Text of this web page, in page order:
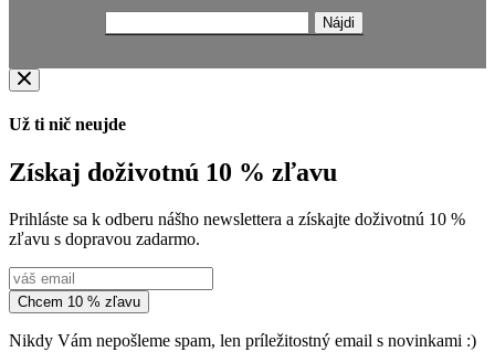
Už ti nič neujde
Získaj doživotnú 10 % zľavu
Prihláste sa k odberu nášho newslettera a získajte doživotnú 10 %
zľavu s dopravou zadarmo.
Chcem 10 % zľavu
Nikdy Vám nepošleme spam, len príležitostný email s novinkami :)